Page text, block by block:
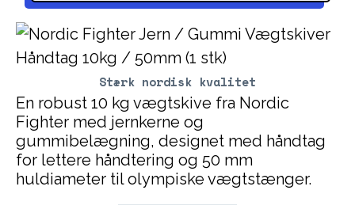
Stærk nordisk kvalitet
En robust 10 kg vægtskive fra Nordic
Fighter med jernkerne og
gummibelægning, designet med håndtag
for lettere håndtering og 50 mm
huldiameter til olympiske vægtstænger.